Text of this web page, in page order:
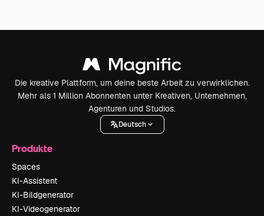
Die kreative Plattform, um deine beste Arbeit zu verwirklichen.
Mehr als 1 Million Abonnenten unter Kreativen, Unternehmen,
Agenturen und Studios.
Deutsch
Produkte
Spaces
KI-Assistent
KI-Bildgenerator
KI-Videogenerator